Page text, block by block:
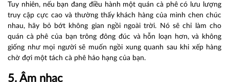
Tuy nhiên, nếu bạn đang điều hành một quán cà phê có lưu lượng
truy cập cực cao và thường thấy khách hàng của mình chen chúc
nhau, hãy bỏ bớt không gian ngồi ngoài trời. Nó sẽ chỉ làm cho
quán cà phê của bạn trông đông đúc và hỗn loạn hơn, và không
giống như mọi người sẽ muốn ngồi xung quanh sau khi xếp hàng
chờ đợi một tách cà phê hảo hạng của bạn.
5. Âm nhạc